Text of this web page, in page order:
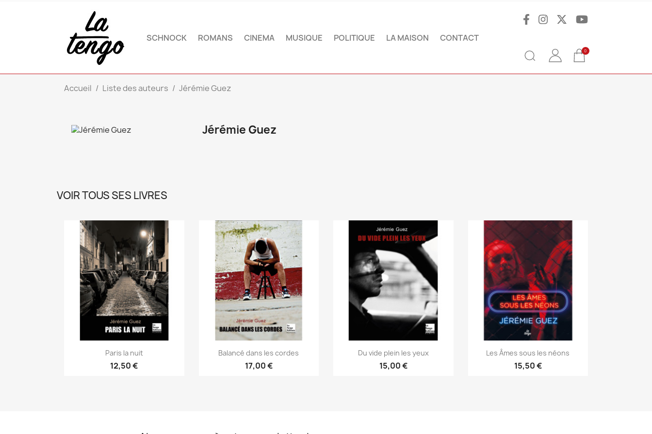
0
SCHNOCK ROMANS CINEMA MUSIQUE POLITIQUE LA MAISON CONTACT
Accueil Liste des auteurs Jérémie Guez
Jérémie Guez
VOIR TOUS SES LIVRES
Paris la nuit
12,50 €
Balancé dans les cordes
17,00 €
Du vide plein les yeux
15,00 €
Les Âmes sous les néons
15,50 €